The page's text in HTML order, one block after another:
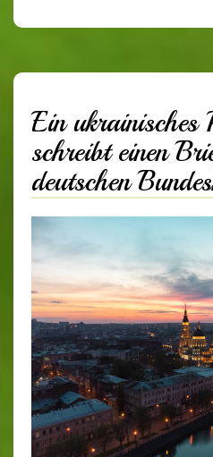
Ein ukrainisches
schreibt einen
deutschen